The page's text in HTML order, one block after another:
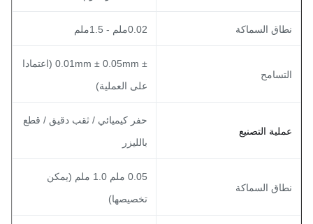
السماكة
± 0.01mm ± 0.05mm (اعتمادا
على العملية)
التصنيع
حفر كيميائي / ثقب دقيق / قطع
بالليزر
السماكة
0.05 ملم 1.0 ملم (يمكن
تخصيصها)